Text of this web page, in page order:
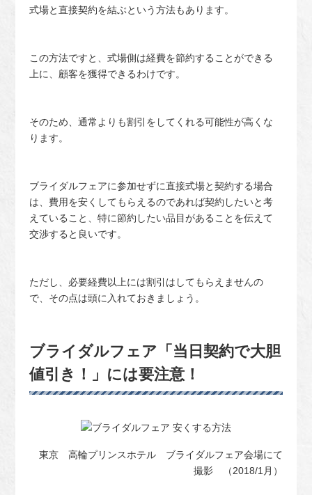
式場と直接契約を結ぶという方法もあります。
この方法ですと、式場側は経費を節約することができる
上に、顧客を獲得できるわけです。
そのため、通常よりも割引をしてくれる可能性が高くな
ります。
ブライダルフェアに参加せずに直接式場と契約する場合
は、費用を安くしてもらえるのであれば契約したいと考
えていること、特に節約したい品目があることを伝えて
交渉すると良いです。
ただし、必要経費以上には割引はしてもらえませんの
で、その点は頭に入れておきましょう。
ブライダルフェア「当日契約で大胆
値引き！」には要注意！
東京 高輪プリンスホテル ブライダルフェア会場にて
撮影 （2018/1月）